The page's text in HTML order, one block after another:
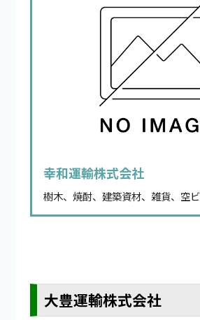
幸和運輸株式会社
樹木、焼酎、建築資材、雑貨、空
大豊運輸株式会社